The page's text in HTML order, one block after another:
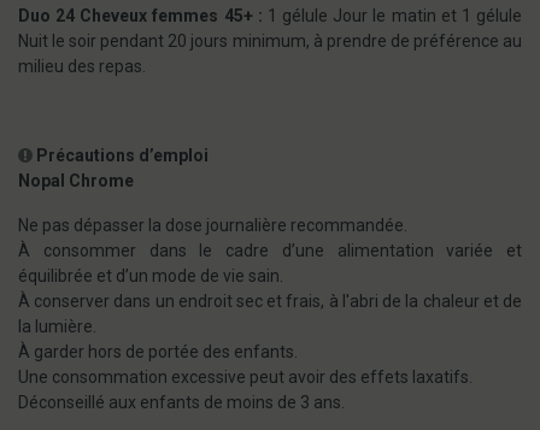
Duo 24 Cheveux femmes 45+ : 1 gélule Jour le matin et 1 gélule
Nuit le soir pendant 20 jours minimum, à prendre de préférence au
milieu des repas.
Précautions d’emploi
Nopal Chrome
Ne pas dépasser la dose journalière recommandée.
À consommer dans le cadre d’une alimentation variée et
équilibrée et d’un mode de vie sain.
À conserver dans un endroit sec et frais, à l'abri de la chaleur et de
la lumière.
À garder hors de portée des enfants.
Une consommation excessive peut avoir des effets laxatifs.
Déconseillé aux enfants de moins de 3 ans.